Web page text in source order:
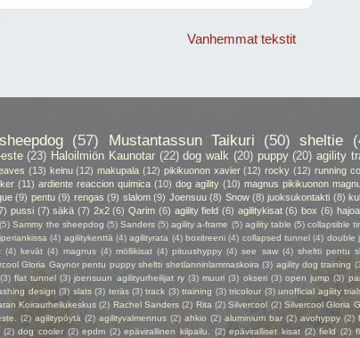
Vanhemmat tekstit
(57) Mustantassun Taikuri (50) sheltie
(23) Haloilmiön Kaunotar (22) dog walk (20) puppy (20) agility
(13) keinu (12) makupala (12) pikikuonon xavier (12) rocky (12) running
(11) ardiente reaccion quimica (10) dog agility (10) magnus pikikuonon
(9) pentu (9) rengas (9) slalom (9) Joensuu (8) Snow (8) juoksukontakti (8)
pussi (7) säkä (7) 2x2 (6) Qarim (6) agility field (6) agilitykisat (6) box (6)
(5) Sammy the sheepdog (5) Sanders (5) agility a-frame (5) agility table (5) collapsible
(4) agilitykenttä (4) agilityrata (4) boxitreeni (4) collapsed tunnel (4) double
(4) kevät (4) magnus (4) möllikisat (4) pituushyppy (4) see saw (4) sheltti pentu
Gloria Gaynor pentu puppy sheltti shetlanninlammaskoira (3) agility dog training
(3) flat tunnel (3) joensuun agilityurheilijat ry (3) muuri (3) okseri (3) open jump (3)
design (3) slats (3) teräs (3) track (3) training (3) tricolour (3) unofficial agility
Koiraurheilukeskus (2) Rachel Sanders (2) Rita (2) Silvercool (2) Silvercool Gloria
(2) agilitypöytä (2) agilityvalmennus (2) ahkio (2) aluminium bar (2) avohyppy (2)
(2) dog cooler (2) epdm (2) epävirallinen kilpailu. (2) epäviralliset kisat (2) field (2)